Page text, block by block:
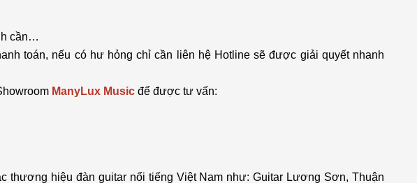
cần…
toán, nếu có hư hỏng chỉ cần liên hệ Hotline sẽ được giải quyết nhanh
ManyLux Music để được tư vấn:
thương hiệu đàn guitar nổi tiếng Việt Nam như: Guitar Lương Sơn, Thuận